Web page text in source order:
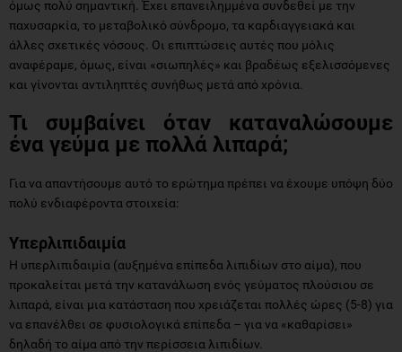
όμως πολύ σημαντική. Έχει επανειλημμένα συνδεθεί με την
παχυσαρκία, το μεταβολικό σύνδρομο, τα καρδιαγγειακά και
άλλες σχετικές νόσους. Οι επιπτώσεις αυτές που μόλις
αναφέραμε, όμως, είναι «σιωπηλές» και βραδέως εξελισσόμενες
και γίνονται αντιληπτές συνήθως μετά από χρόνια.
Τι συμβαίνει όταν καταναλώσουμε
ένα γεύμα με πολλά λιπαρά;
Για να απαντήσουμε αυτό το ερώτημα πρέπει να έχουμε υπόψη δύο
πολύ ενδιαφέροντα στοιχεία:
Υπερλιπιδαιμία
Η υπερλιπιδαιμία (αυξημένα επίπεδα λιπιδίων στο αίμα), που
προκαλείται μετά την κατανάλωση ενός γεύματος πλούσιου σε
λιπαρά, είναι μια κατάσταση που χρειάζεται πολλές ώρες (5-8) για
να επανέλθει σε φυσιολογικά επίπεδα – για να «καθαρίσει»
δηλαδή το αίμα από την περίσσεια λιπιδίων.